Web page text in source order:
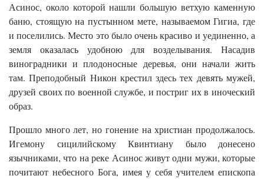
Асинос, около которой нашли большую ветхую каменную
баню, стоящую на пустынном мете, называемом Гигиа, где
и поселились. Место это было очень красиво и уединенно, а
земля оказалась удобною для возделывания. Насадив
виноградники и плодоносные деревья, они начали жить
там. Преподобный Никон крестил здесь тех девять мужей,
друзей своих по военной службе, и постриг их в иноческий
образ.
Прошло много лет, но гонение на христиан продолжалось.
Игемону сицилийскому Квинтиану было донесено
язычниками, что на реке Асинос живут одни мужи, которые
почитают небесного Бога, имея у себя учителем епископа